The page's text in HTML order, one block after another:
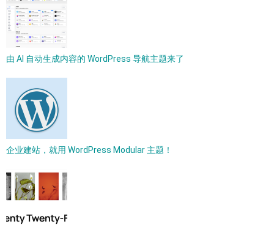
由 AI 自动生成内容的 WordPress 导航主题来了
企业建站，就用 WordPress Modular 主题！